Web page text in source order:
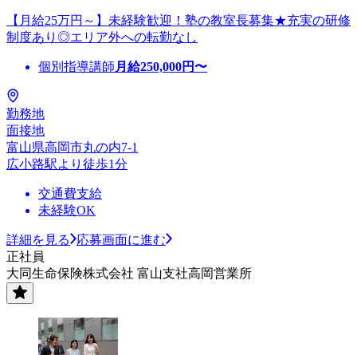
【月給25万円～】未経験歓迎！塾の教室長募集★充実の研修
制度あり◎エリア外への転勤なし
個別指導講師 月給250,000円〜
勤務地
面接地
富山県高岡市丸の内7-1
広小路駅より徒歩1分
交通費支給
未経験OK
詳細を見る
応募画面に進む
正社員
大同生命保険株式会社 富山支社高岡営業所